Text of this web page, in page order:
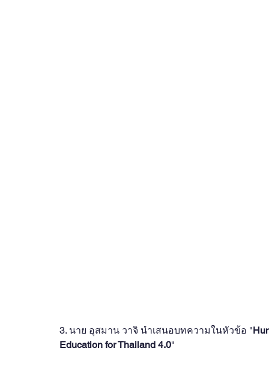
3. นาย อุสมาน วาจิ นำเสนอบทความในหัวข้อ "
Education for Thailand 4.0"